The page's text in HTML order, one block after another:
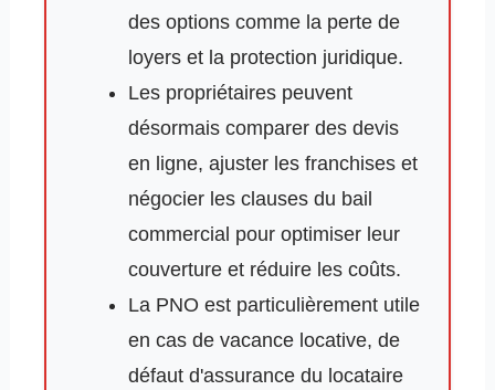
des options comme la perte de
loyers et la protection juridique.
Les propriétaires peuvent
désormais comparer des devis
en ligne, ajuster les franchises et
négocier les clauses du bail
commercial pour optimiser leur
couverture et réduire les coûts.
La PNO est particulièrement utile
en cas de vacance locative, de
défaut d'assurance du locataire